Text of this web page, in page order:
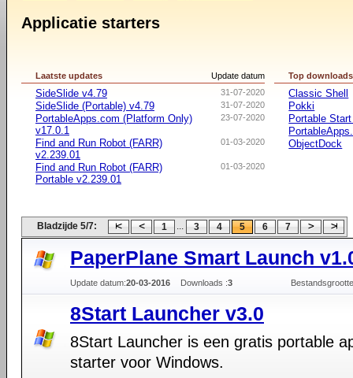
Applicatie starters
Update datum
Laatste updates
31-07-2020
SideSlide v4.79
31-07-2020
SideSlide (Portable) v4.79
23-07-2020
PortableApps.com (Platform Only)
v17.0.1
01-03-2020
Find and Run Robot (FARR)
v2.239.01
01-03-2020
Find and Run Robot (FARR)
Portable v2.239.01
Top downloads
Classic Shell
Pokki
Portable
ObjectDock
Bladzijde 5/7: 1 ... 3 4 5 6 7
PaperPlane Smart Launch
Update datum:20-03-2016 Downloads :3
8Start Launcher v3.0
8Start Launcher is een gratis portable
starter voor Windows.